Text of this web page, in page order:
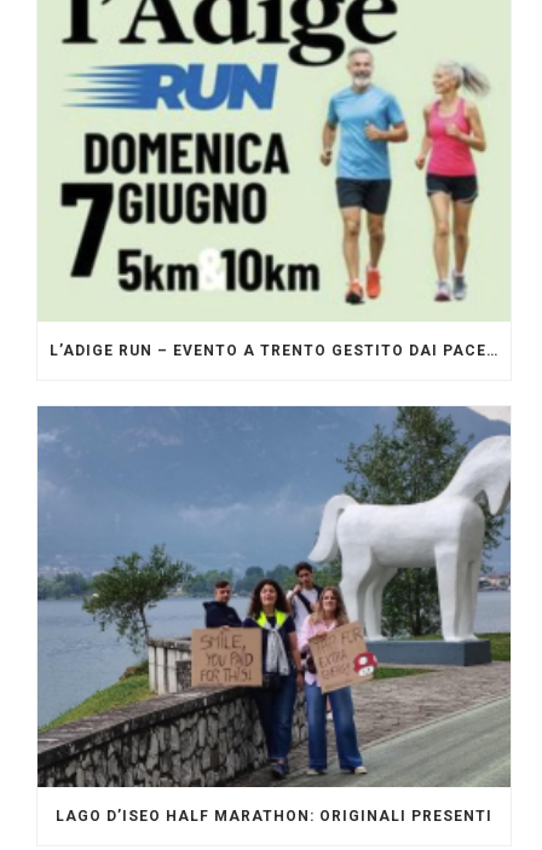
L’ADIGE RUN – EVENTO A TRENTO GESTITO DAI PACERS GLI ORIGINALI
LAGO D’ISEO HALF MARATHON: ORIGINALI PRESENTI